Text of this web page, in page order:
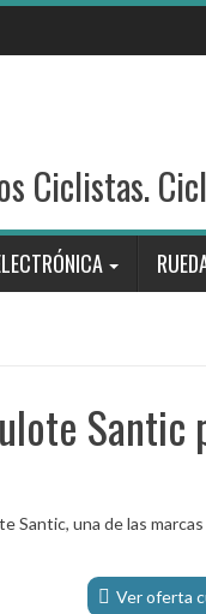
Ciclistas.
Santic
Santic, una de las
Ver oferta